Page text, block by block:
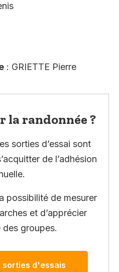
: GRIETTE Pierre
la randonnée ?
sorties d’essai sont
de l’adhésion
possibilité de mesurer
et d’apprécier
des groupes.
sorties d'essais